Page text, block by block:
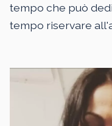
tempo che può
tempo riservare